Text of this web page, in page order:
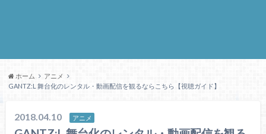
ホーム
アニメ
GANTZ:L 舞台化のレンタル・動画配信を観るならこちら【視聴ガイド】
2018.04.10 アニメ